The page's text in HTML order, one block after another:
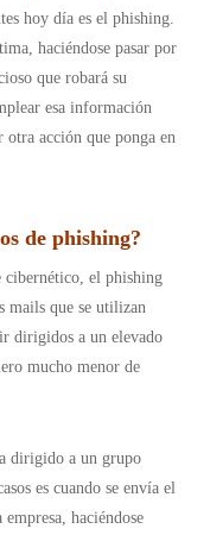
hoy día es el phishing.
haciéndose pasar por
que robará su
esa información
otra acción que ponga en
de phishing?
cibernético, el phishing
mails que se utilizan
dirigidos a un elevado
mucho menor de
dirigido a un grupo
es cuando se envía el
haciéndose